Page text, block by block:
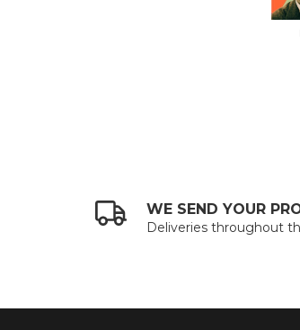
WE SEND YOUR
Deliveries throughout